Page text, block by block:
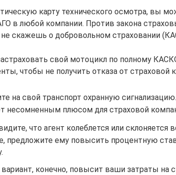
карту технического осмотра, вы
в любой компании. Против закона
скажешь о добровольном страховании
свой мотоцикл по полному
чтобы не получить отказа от страховой
на свой транспорт охранную
несомненным плюсом для страховой
что агент колеблется или склоняется
предложите ему повысить процентную
конечно, повысит ваши затраты на